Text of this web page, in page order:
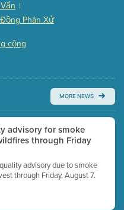
(168 Kb PDF , 3 pgs )
captioning with agenda
more
|
Phân Xử
cộng
MORE NEWS
advisory for smoke
through Friday
advisory due to smoke
through Friday, August 7.